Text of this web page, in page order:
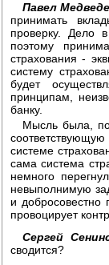
Павел
принимать
проверку. Дело
поэтому
страхования -
систему
будет
принципам,
банку.
Мысль была,
системе
сама система
немного
невыполнимую
и добросовестно
провоцирует
Сергей
сводится?